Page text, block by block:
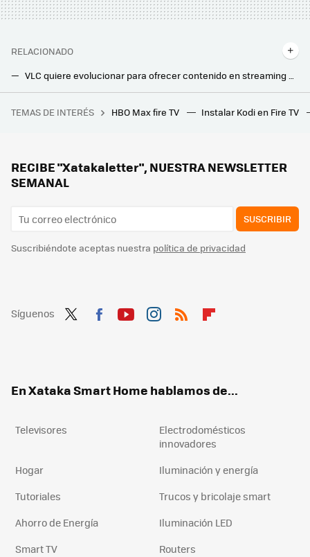
RELACIONADO
Así quiere Amazon plantar cara a ChatGPT. Estas son las útiles nuevas funciones que llegarán a Alexa
Hay vida más allá de Windows y Mac: los Chromebooks son perfectos para trabajar o estudiar y estos son los mejores
TEMAS DE INTERÉS HBO Max fire TV Instalar Kodi en Fire TV
RECIBE "Xatakaletter", NUESTRA NEWSLETTER
SEMANAL
SUSCRIBIR
Suscribiéndote aceptas nuestra política de privacidad
Síguenos
En Xataka Smart Home hablamos de...
Televisores
Electrodomésticos
innovadores
Hogar
Iluminación y energía
Tutoriales
Trucos y bricolaje smart
Ahorro de Energía
Iluminación LED
Smart TV
Routers